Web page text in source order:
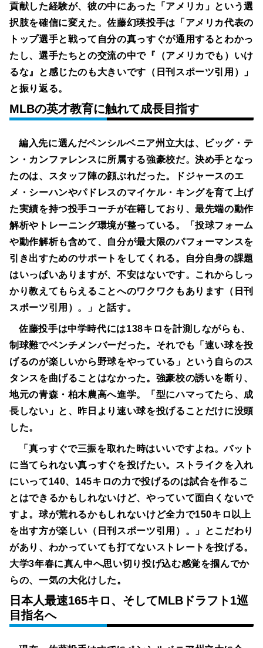
貢献した経験が、彼の中にあった「アメリカ」という選
択肢を確信に変えた。佐藤幻瑛投手は「アメリカ代表の
トップ選手と戦って自分の真っすぐが通用するとわかっ
たし、選手たちとの交流の中で『（アメリカでも）いけ
るな』と感じたのも大きいです（日刊スポーツ引用）」
と振り返る。
MLBの英才教育に触れて成長目指す
編入先に選んだペンシルベニア州立大は、ビッグ・テ
ン・カンファレンスに所属する強豪校だ。決め手となっ
たのは、スタッフ陣の顔ぶれだった。ドジャースのエ
メ・シーハンやパドレスのマイケル・キングを育て上げ
た実績を持つ投手コーチが在籍しており、最先端の動作
解析やトレーニング環境が整っている。「投球フォーム
や動作解析も含めて、自分が最大限のパフォーマンスを
引き出すためのサポートをしてくれる。自分自身の課題
はいっぱいありますが、不安はないです。これからしっ
かり教えてもらえることへのワクワクもあります（日刊
スポーツ引用）。」と話す。
佐藤投手は中学時代には138キロを計測しながらも、
制球難でベンチメンバーだった。それでも「速い球を投
げるのが楽しいから野球をやっている」という自らのス
タンスを曲げることはなかった。強豪校の誘いを断り、
地元の青森・柏木農高へ進学。「型にハマってたら、成
長しない」と、昨日より速い球を投げることだけに没頭
した。
「真っすぐで三振を取れた時はいいですよね。バット
に当てられない真っすぐを投げたい。ストライクを入れ
にいって140、145キロの力で投げるのは試合を作るこ
とはできるかもしれないけど、やっていて面白くないで
すよ。球が荒れるかもしれないけど全力で150キロ以上
を出す方が楽しい（日刊スポーツ引用）。」とこだわり
があり、わかっていても打てないストレートを投げる。
大学3年春に真ん中へ思い切り投げ込む感覚を掴んでか
らの、一気の大化けした。
日本人最速165キロ、そしてMLBドラフト1巡
目指名へ